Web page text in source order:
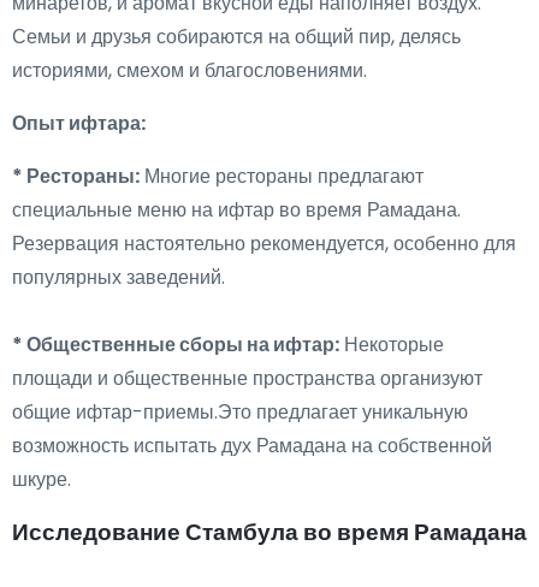
Семьи и друзья собираются на общий пир, делясь
историями, смехом и благословениями.
Опыт ифтара:
* Рестораны: Многие рестораны предлагают
специальные меню на ифтар во время Рамадана.
Резервация настоятельно рекомендуется, особенно для
популярных заведений.
* Общественные сборы на ифтар: Некоторые
площади и общественные пространства организуют
общие ифтар-приемы.Это предлагает уникальную
возможность испытать дух Рамадана на собственной
шкуре.
Исследование Стамбула во время Рамадана